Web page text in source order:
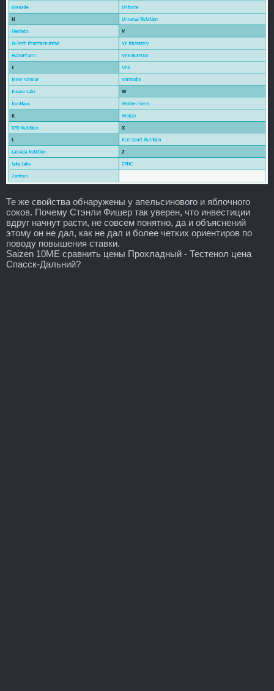
Те же свойства обнаружены у апельсинового и яблочного
соков. Почему Стэнли Фишер так уверен, что инвестиции
вдруг начнут расти, не совсем понятно, да и объяснений
этому он не дал, как не дал и более четких ориентиров по
поводу повышения ставки.
Saizen 10ME сравнить цены Прохладный - Тестенол цена
Спасск-Дальний?